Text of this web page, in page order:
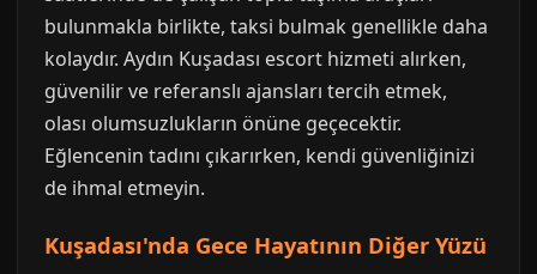
bulunmakla birlikte, taksi bulmak genellikle daha
kolaydır. Aydın Kuşadası escort hizmeti alırken,
güvenilir ve referanslı ajansları tercih etmek,
olası olumsuzlukların önüne geçecektir.
Eğlencenin tadını çıkarırken, kendi güvenliğinizi
de ihmal etmeyin.
Kuşadası'nda Gece Hayatının Diğer Yüzü